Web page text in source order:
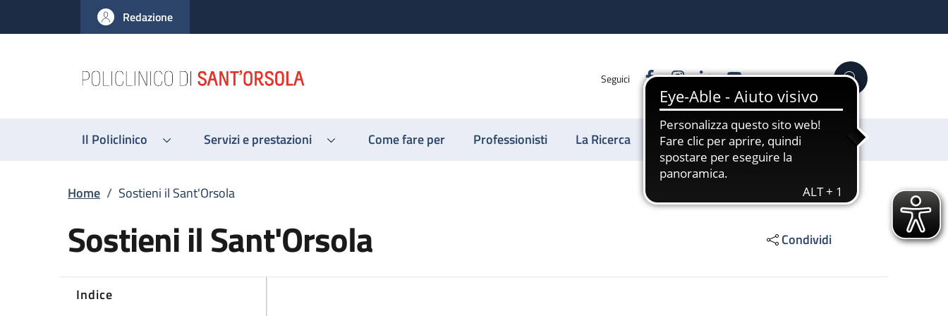
al contenuto principale
to footer content
Redazione
Seguici FacebookInstagram
LinkedinYouTube Cerca
Il Policlinico Servizi e prestazioni Come fare per Professionisti La Ricerca Sostienici
Briciole di pane
Home / Sostieni il Sant'Orsola
Sostieni il Sant'Orsola Condividi
Indice